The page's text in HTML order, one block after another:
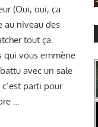
(Oui, oui, ça
au niveau des
tout ça.
qui vous emmène
avec un sale
parti pour
…